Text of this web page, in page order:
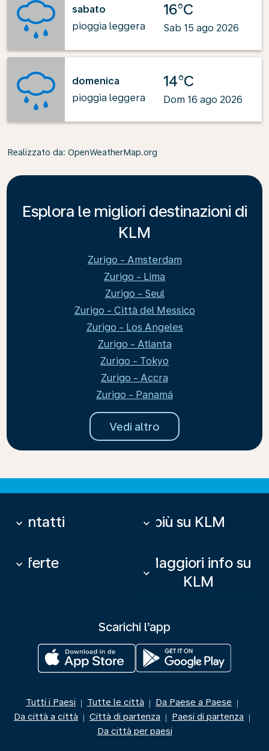
sabato
pioggia leggera
16°C
Sab 15 ago 2026
domenica
pioggia leggera
14°C
Dom 16 ago 2026
Realizzato da: OpenWeatherMap.org
Esplora le migliori destinazioni di
KLM
Zurigo - Amsterdam
Zurigo - Lima
Zurigo - Seul
Zurigo - Città del Messico
Zurigo - Los Angeles
Zurigo - Atlanta
Zurigo - Tokyo
Zurigo - Accra
Zurigo - Panamá
Vedi altro
Contatti
keyboard_arrow_down Di più su KLM
keyboard_arrow_down
Offerte
keyboard_arrow_down
Maggiori info su
KLM
keyboard_arrow_down
Scarichi l’app
Tutti i Paesi | Tutte le città | Da Paese a Paese |
Da città a città | Città di partenza | Paesi di partenza |
Da città per paesi